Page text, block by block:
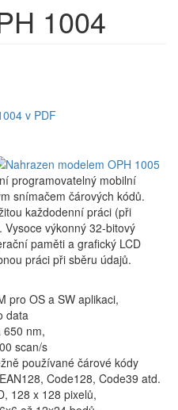
1004
v PDF
programovatelný mobilní
snímačem čárových kódů.
každodenní práci (při
výkonný 32-bitový
paměti a grafický LCD
práci při sběru údajů.
pro OS a SW aplikaci,
data
650 nm,
scan/s
používané čárové kódy
Code128, Code39 atd.
128 x 128 pixelů,